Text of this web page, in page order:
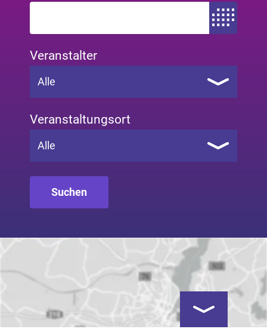
Zeitraum bis
Veranstalter
Alle
Veranstaltungsort
Alle
Kartenansicht